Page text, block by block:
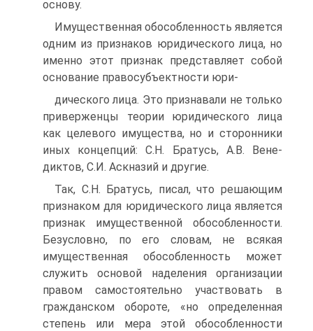
основу.
Имущественная обособленность является
одним из признаков юридического ли­ца, но
именно этот признак представляет собой
основание правосубъектности юри-
дического лица. Это признавали не только
приверженцы теории юридического лица
как целевого имущества, но и сторонники
иных концепций: С.Н. Братусь, А.В. Вене­
диктов, С.И. Аскназий и другие.
Так, С.Н. Братусь, писал, что решающим
признаком для юридического лица явля­ется
признак имущественной обособленности.
Безусловно, по его словам, не всякая
имущественная обособленность может
служить основой наделения организации
пра­вом самостоятельно участвовать в
гражданском обороте, «но определенная
степень или мера этой обособленности